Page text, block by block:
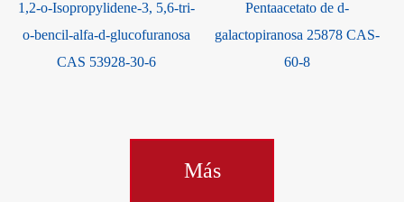
1,2-o-Isopropylidene-3, 5,6-tri-
o-bencil-alfa-d-glucofuranosa
CAS 53928-30-6
Pentaacetato de d-
galactopiranosa 25878 CAS-
60-8
Más